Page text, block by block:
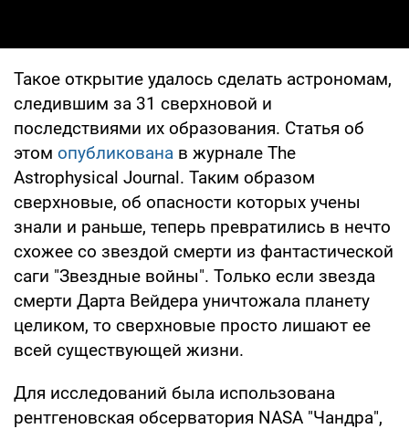
Такое открытие удалось сделать астрономам,
следившим за 31 сверхновой и
последствиями их образования. Статья об
этом опубликована в журнале The
Astrophysical Journal. Таким образом
сверхновые, об опасности которых учены
знали и раньше, теперь превратились в нечто
схожее со звездой смерти из фантастической
саги "Звездные войны". Только если звезда
смерти Дарта Вейдера уничтожала планету
целиком, то сверхновые просто лишают ее
всей существующей жизни.
Для исследований была использована
рентгеновская обсерватория NASA "Чандра",